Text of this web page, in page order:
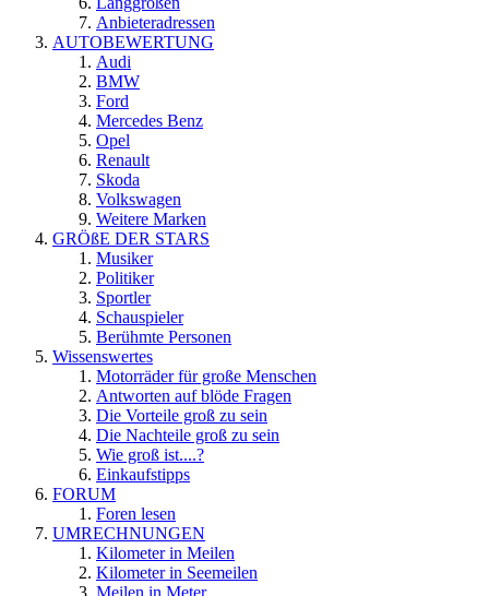
Anbieteradressen
AUTOBEWERTUNG
Audi
BMW
Ford
Mercedes Benz
Opel
Renault
Skoda
Volkswagen
Weitere Marken
GRÖßE DER STARS
Musiker
Politiker
Sportler
Schauspieler
Berühmte Personen
Wissenswertes
Motorräder für große Menschen
Antworten auf blöde Fragen
Die Vorteile groß zu sein
Die Nachteile groß zu sein
Wie groß ist....?
Einkaufstipps
FORUM
Foren lesen
UMRECHNUNGEN
Kilometer in Meilen
Kilometer in Seemeilen
Meilen in Meter